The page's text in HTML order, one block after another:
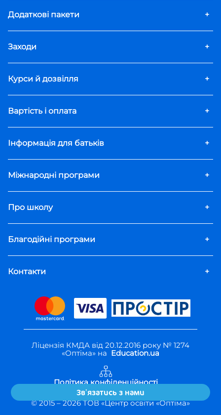
Додаткові пакети +
Заходи +
Курси й дозвілля +
Вартість і оплата +
Інформація для батьків +
Міжнародні програми +
Про школу +
Благодійні програми +
Контакти +
Ліцензія КМДА від 20.12.2016 року № 1274
«Оптіма» на Education.ua
Політика конфіденційності
Правила користування
© 2015 – 2026 ТОВ «Центр освіти «Оптіма»
Звʼязатись з нами